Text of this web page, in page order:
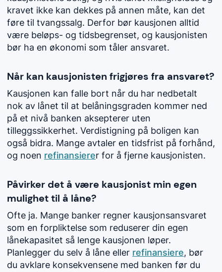
kravet ikke kan dekkes på annen måte, kan det
føre til tvangssalg. Derfor bør kausjonen alltid
være beløps- og tidsbegrenset, og kausjonisten
bør ha en økonomi som tåler ansvaret.
Når kan kausjonisten frigjøres fra ansvaret?
Kausjonen kan falle bort når du har nedbetalt
nok av lånet til at belåningsgraden kommer ned
på et nivå banken aksepterer uten
tilleggssikkerhet. Verdistigning på boligen kan
også bidra. Mange avtaler en tidsfrist på forhånd,
og noen refinansierer for å fjerne kausjonisten.
Påvirker det å være kausjonist min egen
mulighet til å låne?
Ofte ja. Mange banker regner kausjonsansvaret
som en forpliktelse som reduserer din egen
lånekapasitet så lenge kausjonen løper.
Planlegger du selv å låne eller refinansiere, bør
du avklare konsekvensene med banken før du